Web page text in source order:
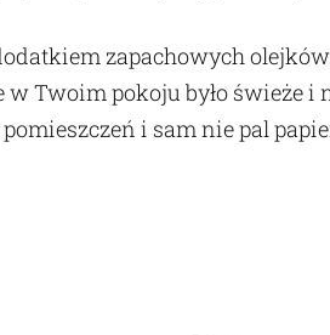
zapachowych
w Twoim pokoju było świeże i
i sam nie pal